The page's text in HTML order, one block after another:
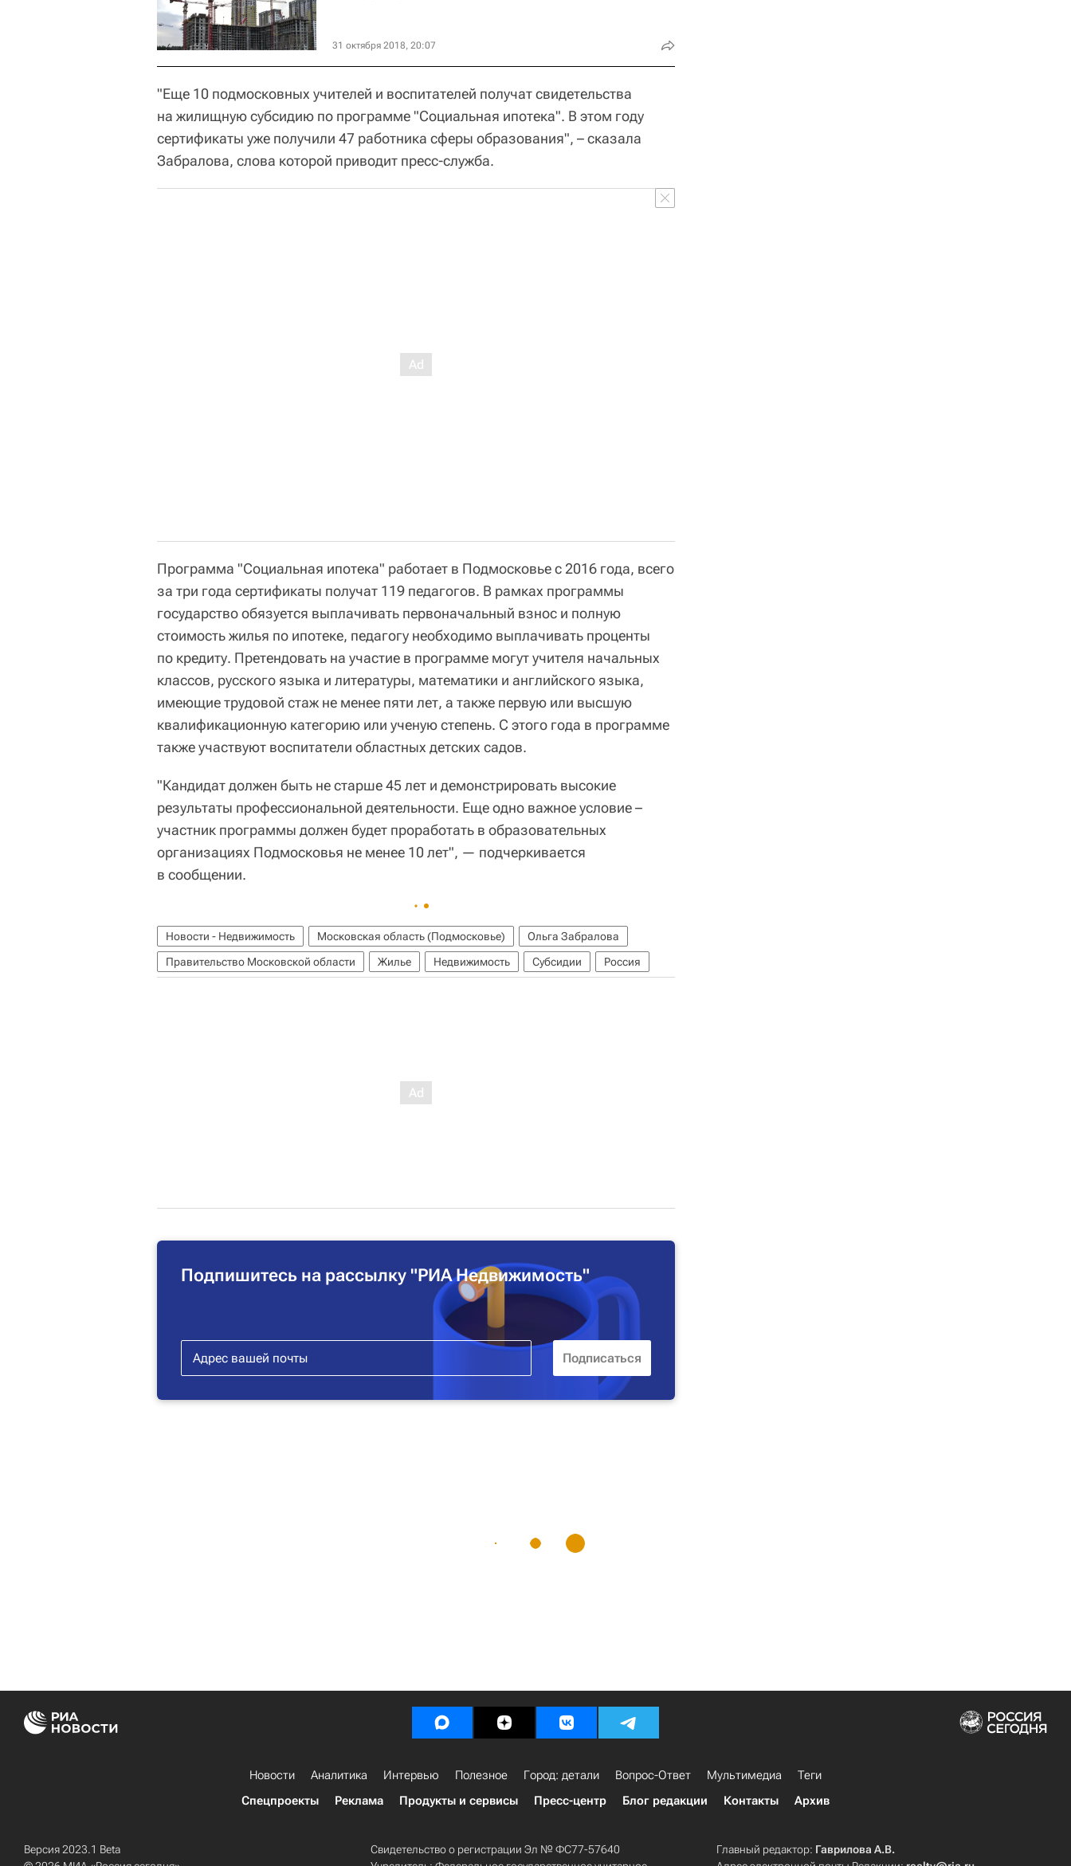
31 октября 2018, 20:07
"Еще 10 подмосковных учителей и воспитателей получат свидетельства
на жилищную субсидию по программе "Социальная ипотека". В этом году
сертификаты уже получили 47 работника сферы образования", – сказала
Забралова, слова которой приводит пресс-служба.
Программа "Социальная ипотека" работает в Подмосковье с 2016 года, всего
за три года сертификаты получат 119 педагогов. В рамках программы
государство обязуется выплачивать первоначальный взнос и полную
стоимость жилья по ипотеке, педагогу необходимо выплачивать проценты
по кредиту. Претендовать на участие в программе могут учителя начальных
классов, русского языка и литературы, математики и английского языка,
имеющие трудовой стаж не менее пяти лет, а также первую или высшую
квалификационную категорию или ученую степень. С этого года в программе
также участвуют воспитатели областных детских садов.
"Кандидат должен быть не старше 45 лет и демонстрировать высокие
результаты профессиональной деятельности. Еще одно важное условие –
участник программы должен будет проработать в образовательных
организациях Подмосковья не менее 10 лет", — подчеркивается
в сообщении.
Новости - Недвижимость Московская область (Подмосковье)
Ольга Забралова
Правительство Московской области
Жилье Недвижимость Субсидии Россия
Подпишитесь на рассылку "РИА Недвижимость"
Новости Аналитика Интервью Полезное Город: детали Вопрос-Ответ Мультимедиа
Теги
Спецпроекты
Реклама Продукты и сервисы Пресс-центр Блог редакции Контакты Архив
Версия 2023.1 Beta
Свидетельство о регистрации Эл № ФС77-57640
Главный редактор: Гаврилова А.В.